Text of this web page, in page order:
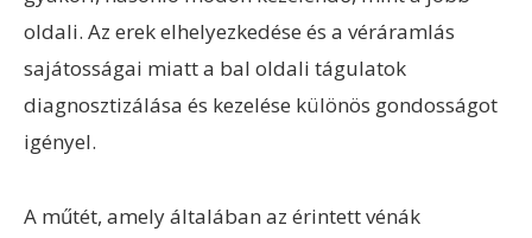
oldali. Az erek elhelyezkedése és a véráramlás
sajátosságai miatt a bal oldali tágulatok
diagnosztizálása és kezelése különös gondosságot
igényel.
A műtét, amely általában az érintett vénák